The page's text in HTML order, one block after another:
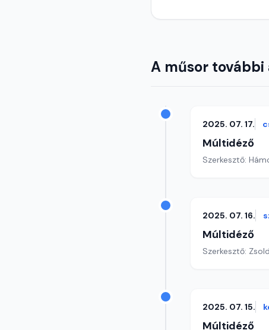
A műsor további
2025. 07. 17.
Múltidéző
Szerkesztő:
2025. 07. 16.
Múltidéző
Szerkesztő:
2025. 07. 15.
Múltidéző